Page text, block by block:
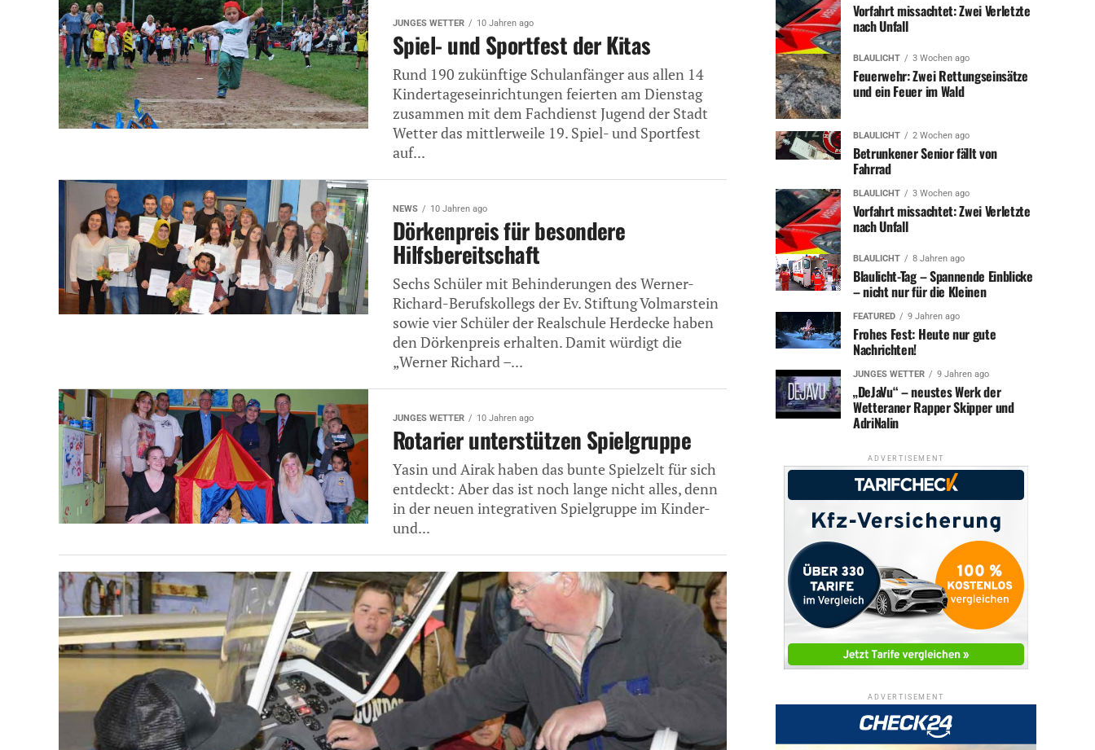
JUNGES WETTER 10 Jahren ago
Spiel- und Sportfest der Kitas
Rund 190 zukünftige Schulanfänger aus allen 14
Kindertageseinrichtungen feierten am Dienstag
zusammen mit dem Fachdienst Jugend der Stadt
Wetter das mittlerweile 19. Spiel- und Sportfest
auf...
NEWS 10 Jahren ago
Dörkenpreis für besondere
Hilfsbereitschaft
Sechs Schüler mit Behinderungen des Werner-
Richard-Berufskollegs der Ev. Stiftung Volmarstein
sowie vier Schüler der Realschule Herdecke haben
den Dörkenpreis erhalten. Damit würdigt die
„Werner Richard –...
JUNGES WETTER 10 Jahren ago
Rotarier unterstützen Spielgruppe
Yasin und Airak haben das bunte Spielzelt für sich
entdeckt: Aber das ist noch lange nicht alles, denn
in der neuen integrativen Spielgruppe im Kinder-
und...
Vorfahrt missachtet: Zwei Verletzte
nach Unfall
BLAULICHT 3 Wochen ago
Feuerwehr: Zwei Rettungseinsätze
und ein Feuer im Wald
BLAULICHT 2 Wochen ago
Betrunkener Senior fällt von
Fahrrad
BLAULICHT 3 Wochen ago
Vorfahrt missachtet: Zwei Verletzte
nach Unfall
BLAULICHT 8 Jahren ago
Blaulicht-Tag – Spannende Einblicke
– nicht nur für die Kleinen
FEATURED 9 Jahren ago
Frohes Fest: Heute nur gute
Nachrichten!
JUNGES WETTER 9 Jahren ago
„DeJaVu“ – neustes Werk der
Wetteraner Rapper Skipper und
AdriNalin
ADVERTISEMENT
ADVERTISEMENT